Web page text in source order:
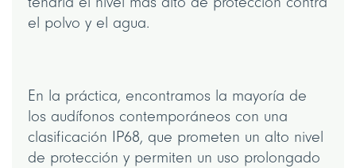
el polvo y el agua.
En la práctica, encontramos la mayoría de
los audífonos contemporáneos con una
clasificación IP68, que prometen un alto nivel
de protección y permiten un uso prolongado